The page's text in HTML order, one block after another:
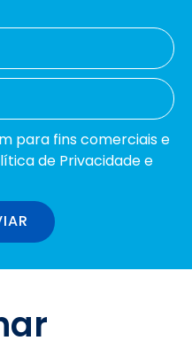
para fins comerciais e
de Privacidade e